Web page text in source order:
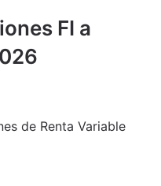
FI a
de Renta Variable